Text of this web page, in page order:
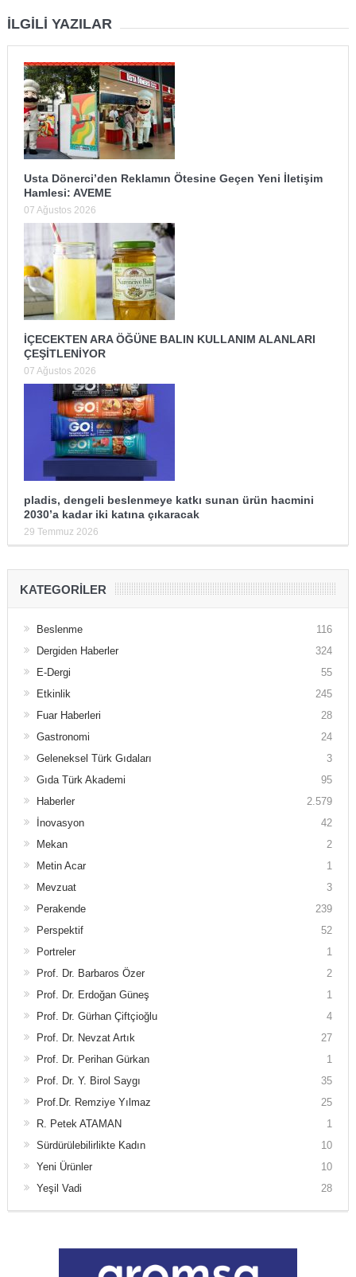
İLGILI YAZILAR
Usta Dönerci’den Reklamın Ötesine Geçen Yeni İletişim
Hamlesi: AVEME
07 Ağustos 2026
İÇECEKTEN ARA ÖĞÜNE BALIN KULLANIM ALANLARI
ÇEŞİTLENİYOR
07 Ağustos 2026
pladis, dengeli beslenmeye katkı sunan ürün hacmini
2030’a kadar iki katına çıkaracak
29 Temmuz 2026
KATEGORILER
Beslenme
116
Dergiden Haberler
324
E-Dergi
55
Etkinlik
245
Fuar Haberleri
28
Gastronomi
24
Geleneksel Türk Gıdaları
3
Gıda Türk Akademi
95
Haberler
2.579
İnovasyon
42
Mekan
2
Metin Acar
1
Mevzuat
3
Perakende
239
Perspektif
52
Portreler
1
Prof. Dr. Barbaros Özer
2
Prof. Dr. Erdoğan Güneş
1
Prof. Dr. Gürhan Çiftçioğlu
4
Prof. Dr. Nevzat Artık
27
Prof. Dr. Perihan Gürkan
1
Prof. Dr. Y. Birol Saygı
35
Prof.Dr. Remziye Yılmaz
25
R. Petek ATAMAN
1
Sürdürülebilirlikte Kadın
10
Yeni Ürünler
10
Yeşil Vadi
28